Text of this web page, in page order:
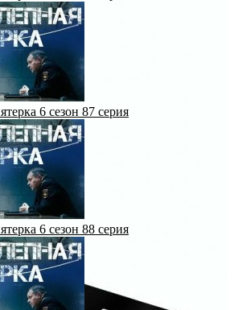
6 сезон 87 серия
6 сезон 88 серия